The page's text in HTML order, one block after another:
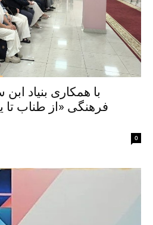
با همکاری بنیاد
فرهنگی «از طناب
0